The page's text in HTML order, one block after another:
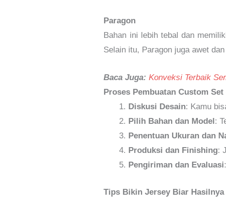
Paragon
Bahan ini lebih tebal dan
Selain itu, Paragon juga awet
Baca Juga: Konveksi Terbaik
Proses Pembuatan Custom Set
Diskusi Desain: Kamu
Pilih Bahan dan Model :
Penentuan Ukuran dan
Produksi dan Finishing:
Pengiriman dan Evaluasi
Tips Bikin Jersey Biar Hasilnya